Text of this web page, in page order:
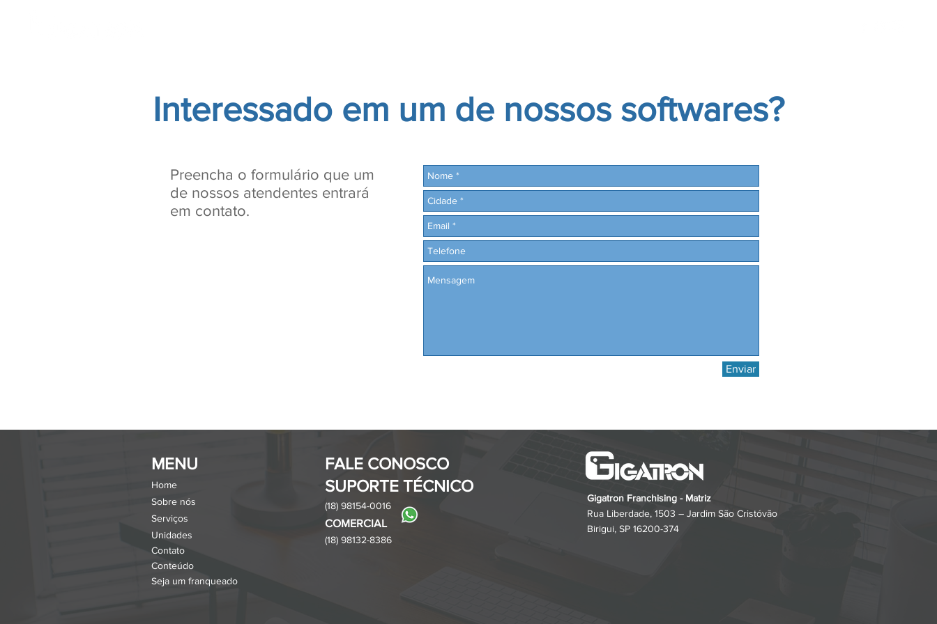
Interessado em um de nossos softwares?
Preencha o formulário que um
de nossos atendentes entrará
em contato.
Enviar
MENU
Home
Sobre nós
Serviços
Unidades
Contato
Conteúdo
Seja um franqueado
FALE CONOSCO
SUPORTE TÉCNICO
(18) 98154-0016
COMERCIAL
(18) 98132-8386
Gigatron Franchising - Matriz
Rua Liberdade, 1503 – Jardim São Cristóvão
Birigui, SP 16200-374